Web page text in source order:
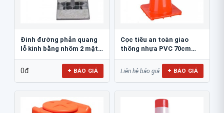
Đinh đường phản quang
lỗ kính bằng nhôm 2 mặt
0đ + BÁO GIÁ
Cọc tiêu an toàn giao
thông nhựa PVC 70cm
Liên hệ báo giá + BÁO GIÁ